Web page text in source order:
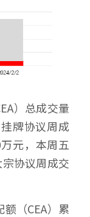
）总成交量
牌协议周成
元，本周五
协议周成交
（CEA）累